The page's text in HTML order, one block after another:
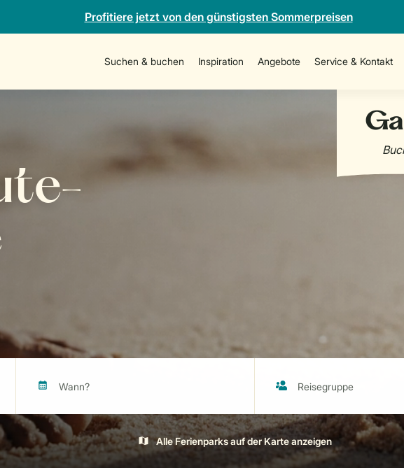
Profitiere jetzt von den günstigsten Sommerpreisen
Suchen & buchen Inspiration Angebote Service & Kontakt
Alle Ferienparks auf der Karte anzeigen